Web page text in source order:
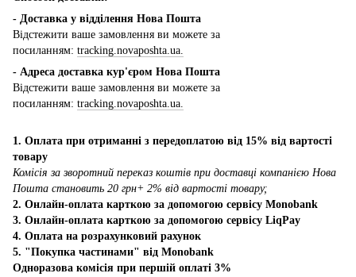
- Доставка у відділення Нова Пошта
Відстежити ваше замовлення ви можете за
посиланням: tracking.novaposhta.ua.
- Адреса доставка кур'єром Нова Пошта
Відстежити ваше замовлення ви можете за
посиланням: tracking.novaposhta.ua.
1. Оплата при отриманні з передоплатою від 15% від вартості
товару
Комісія за зворотний переказ коштів при доставці компанією Нова
Пошта становить 20 грн+ 2% від вартості товару;
2. Онлайн-оплата карткою за допомогою сервісу Monobank
3. Онлайн-оплата карткою за допомогою сервісу LiqPay
4. Оплата на розрахунковий рахунок
5. "Покупка частинами" від Monobank
Одноразова комісія при першій оплаті 3%